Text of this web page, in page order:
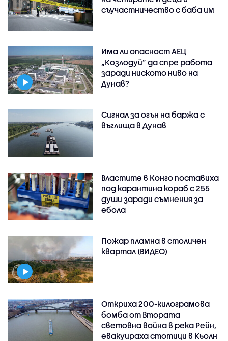
съучастничество с баба им
Има ли опасност АЕЦ
„Козлодуй” да спре работа
заради ниското ниво на
Дунав?
Сигнал за огън на баржа с
въглища в Дунав
Властите в Конго поставиха
под карантина кораб с 255
души заради съмнения за
ебола
Пожар пламна в столичен
квартал (ВИДЕО)
Откриха 200-килограмова
бомба от Втората
световна война в река Рейн,
евакуираха стотици в Кьолн